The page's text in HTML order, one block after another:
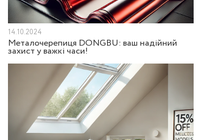
14.10.2024
Металочерепиця DONGBU: ваш надійний
захист у важкі часи!